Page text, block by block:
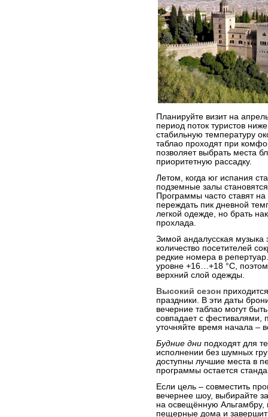
Планируйте визит на
период поток туристов
стабильную температуру
таблао проходят при
позволяет выбрать места
приоритетную рассадку.
Летом, когда юг испания
подземные залы
Программы часто ставят
переждать пик дневной
легкой одежде, но брать
прохлада.
Зимой андалусская музыка
количество посетителей
редкие номера в
уровне +16…+18 °C,
верхний слой одежды.
Высокий сезон
праздники. В эти даты
вечерние таблао могут
совпадает с фестивалями,
уточняйте время начала –
Будние дни подходят для
исполнении без шумных
доступны лучшие места в
программы остается
Если цель – совместить
вечернее шоу, выбирайте
на освещённую Альгамбру,
пещерные дома и